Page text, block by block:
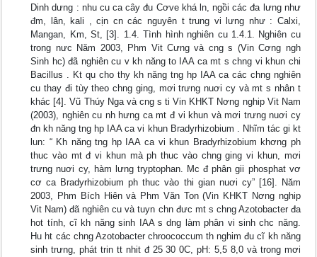
Dinh dưng : nhu cu ca cây đu Cơve khá ln, ngồi các đa lưng như
đm, lân, kali , cịn cn các nguyên t trung vi lưng như : Calxi,
Mangan, Km, St, [3]. 1.4. Tình hình nghiên cu 1.4.1. Nghiên cu
trong nưc Năm 2003, Phm Vit Cưng và cng s (Vin Cơng ngh
Sinh hc) đã nghiên cu v kh năng to IAA ca mt s chng vi khun chi
Bacillus . Kt qu cho thy kh năng tng hp IAA ca các chng nghiên
cu thay đi tùy theo chng ging, mơi trưng nuơi cy và mt s nhân t
khác [4]. Vũ Thúy Nga và cng s ti Vin KHKT Nơng nghip Vit Nam
(2003), nghiên cu nh hưng ca mt đ vi khun và mơi trưng nuơi cy
đn kh năng tng hp IAA ca vi khun Bradyrhizobium . Nhĩm tác gi kt
lun: “ Kh năng tng hp IAA ca vi khun Bradyrhizobium khơng ph
thuc vào mt đ vi khun mà ph thuc vào chng ging vi khun, mơi
trưng nuơi cy, hàm lưng tryptophan. Mc đ phân gii phosphat vơ
cơ ca Bradyrhizobium ph thuc vào thi gian nuơi cy” [16]. Năm
2003, Phm Bích Hiên và Phm Văn Ton (Vin KHKT Nơng nghip
Vit Nam) đã nghiên cu và tuyn chn đưc mt s chng Azotobacter đa
hot tính, cĩ kh năng sinh IAA s dng làm phân vi sinh chc năng.
Hu ht các chng Azotobacter chroococcum th nghim đu cĩ kh năng
sinh trưng, phát trin tt nhit đ 25 30 0C, pH: 5,5 8,0 và trong mơi